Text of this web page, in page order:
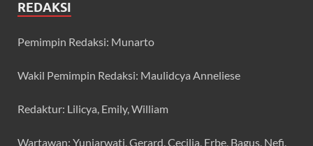
REDAKSI
Pemimpin Redaksi: Munarto
Wakil Pemimpin Redaksi: Maulidcya Anneliese
Redaktur: Lilicya, Emily, William
Wartawan: Yuniarwati, Gerard, Cecilia, Erbe, Bagus, Nefi,